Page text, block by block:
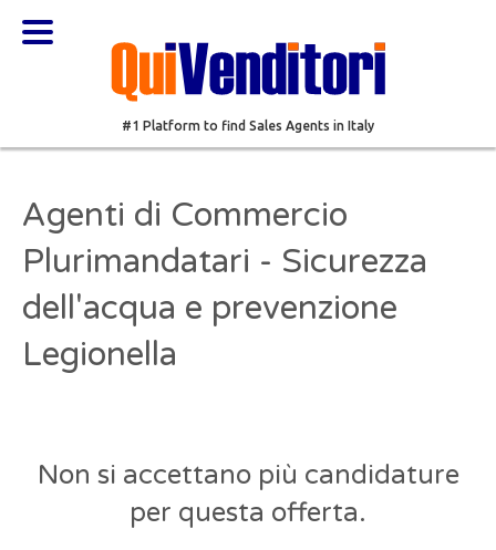
#1 Platform to find Sales Agents in Italy
Agenti di Commercio
Plurimandatari - Sicurezza
dell'acqua e prevenzione
Legionella
Non si accettano più candidature
per questa offerta.